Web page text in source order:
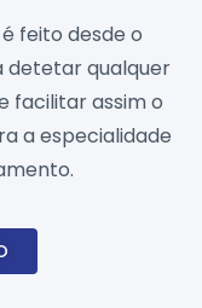
feito desde o
detetar qualquer
facilitar assim o
a especialidade